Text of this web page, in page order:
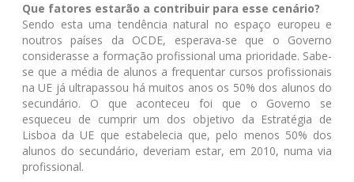
Que fatores estarão a contribuir para esse cenário?
Sendo esta uma tendência natural no espaço europeu e
noutros países da OCDE, esperava-se que o Governo
considerasse a formação profissional uma prioridade. Sabe-
se que a média de alunos a frequentar cursos profissionais
na UE já ultrapassou há muitos anos os 50% dos alunos do
secundário. O que aconteceu foi que o Governo se
esqueceu de cumprir um dos objetivo da Estratégia de
Lisboa da UE que estabelecia que, pelo menos 50% dos
alunos do secundário, deveriam estar, em 2010, numa via
profissional.